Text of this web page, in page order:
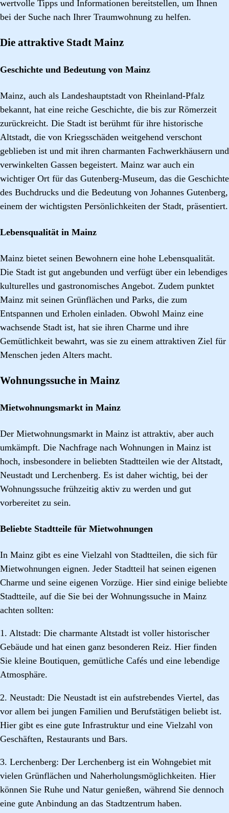
wertvolle Tipps und Informationen bereitstellen, um Ihnen
bei der Suche nach Ihrer Traumwohnung zu helfen.
Die attraktive Stadt Mainz
Geschichte und Bedeutung von Mainz
Mainz, auch als Landeshauptstadt von Rheinland-Pfalz
bekannt, hat eine reiche Geschichte, die bis zur Römerzeit
zurückreicht. Die Stadt ist berühmt für ihre historische
Altstadt, die von Kriegsschäden weitgehend verschont
geblieben ist und mit ihren charmanten Fachwerkhäusern und
verwinkelten Gassen begeistert. Mainz war auch ein
wichtiger Ort für das Gutenberg-Museum, das die Geschichte
des Buchdrucks und die Bedeutung von Johannes Gutenberg,
einem der wichtigsten Persönlichkeiten der Stadt, präsentiert.
Lebensqualität in Mainz
Mainz bietet seinen Bewohnern eine hohe Lebensqualität.
Die Stadt ist gut angebunden und verfügt über ein lebendiges
kulturelles und gastronomisches Angebot. Zudem punktet
Mainz mit seinen Grünflächen und Parks, die zum
Entspannen und Erholen einladen. Obwohl Mainz eine
wachsende Stadt ist, hat sie ihren Charme und ihre
Gemütlichkeit bewahrt, was sie zu einem attraktiven Ziel für
Menschen jeden Alters macht.
Wohnungssuche in Mainz
Mietwohnungsmarkt in Mainz
Der Mietwohnungsmarkt in Mainz ist attraktiv, aber auch
umkämpft. Die Nachfrage nach Wohnungen in Mainz ist
hoch, insbesondere in beliebten Stadtteilen wie der Altstadt,
Neustadt und Lerchenberg. Es ist daher wichtig, bei der
Wohnungssuche frühzeitig aktiv zu werden und gut
vorbereitet zu sein.
Beliebte Stadtteile für Mietwohnungen
In Mainz gibt es eine Vielzahl von Stadtteilen, die sich für
Mietwohnungen eignen. Jeder Stadtteil hat seinen eigenen
Charme und seine eigenen Vorzüge. Hier sind einige beliebte
Stadtteile, auf die Sie bei der Wohnungssuche in Mainz
achten sollten:
1. Altstadt: Die charmante Altstadt ist voller historischer
Gebäude und hat einen ganz besonderen Reiz. Hier finden
Sie kleine Boutiquen, gemütliche Cafés und eine lebendige
Atmosphäre.
2. Neustadt: Die Neustadt ist ein aufstrebendes Viertel, das
vor allem bei jungen Familien und Berufstätigen beliebt ist.
Hier gibt es eine gute Infrastruktur und eine Vielzahl von
Geschäften, Restaurants und Bars.
3. Lerchenberg: Der Lerchenberg ist ein Wohngebiet mit
vielen Grünflächen und Naherholungsmöglichkeiten. Hier
können Sie Ruhe und Natur genießen, während Sie dennoch
eine gute Anbindung an das Stadtzentrum haben.